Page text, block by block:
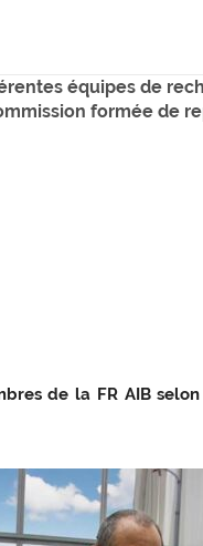
équipes de
formée de
de la FR AIB